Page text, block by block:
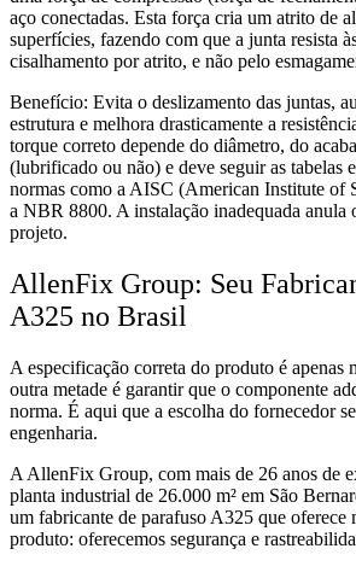
aço conectadas. Esta força cria um atrito de
superfícies, fazendo com que a junta resista
cisalhamento por atrito, e não pelo
Benefício: Evita o deslizamento das juntas,
estrutura e melhora drasticamente a
torque correto depende do diâmetro, do
(lubrificado ou não) e deve seguir as tabelas
normas como a AISC (American Institute of
a NBR 8800. A instalação inadequada anula
projeto.
AllenFix Group: Seu
A325 no Brasil
A especificação correta do produto é apenas
outra metade é garantir que o componente
norma. É aqui que a escolha do fornecedor
engenharia.
A AllenFix Group, com mais de 26 anos de
planta industrial de 26.000 m² em São
um fabricante de parafuso A325 que oferece
produto: oferecemos segurança e